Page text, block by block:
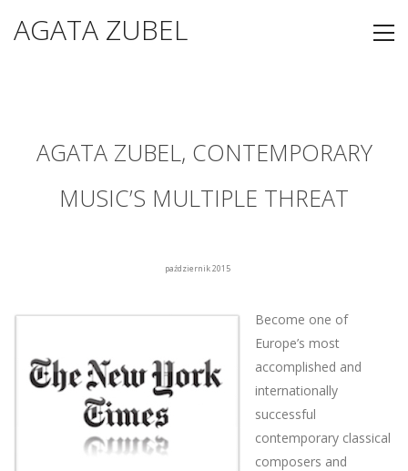
AGATA ZUBEL
AGATA ZUBEL, CONTEMPORARY
MUSIC’S MULTIPLE THREAT
październik 2015
Become one of
Europe’s most
accomplished and
internationally
successful
contemporary classical
composers and